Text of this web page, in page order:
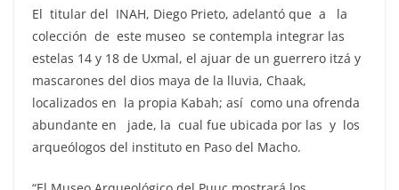
El titular del INAH, Diego Prieto, adelantó que a la
colección de este museo se contempla integrar las
estelas 14 y 18 de Uxmal, el ajuar de un guerrero itzá y
mascarones del dios maya de la lluvia, Chaak,
localizados en la propia Kabah; así como una ofrenda
abundante en jade, la cual fue ubicada por las y los
arqueólogos del instituto en Paso del Macho.